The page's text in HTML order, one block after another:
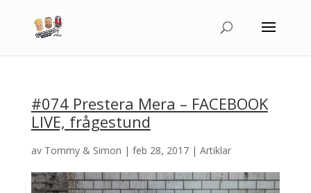
#074 Prestera Mera – FACEBOOK
LIVE, frågestund
av Tommy & Simon | feb 28, 2017| Artiklar